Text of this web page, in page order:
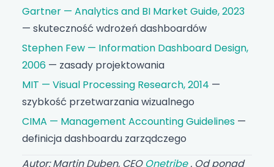
Gartner — Analytics and BI Market Guide, 2023
— skuteczność wdrożeń dashboardów
Stephen Few — Information Dashboard Design,
2006 — zasady projektowania
MIT — Visual Processing Research, 2014 —
szybkość przetwarzania wizualnego
CIMA — Management Accounting Guidelines —
definicja dashboardu zarządczego
Autor: Martin Duben, CEO Onetribe. Od ponad